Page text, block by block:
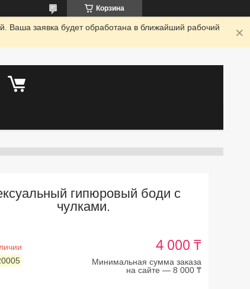
Корзина
Ваша заявка будет обработана в ближайший рабочий
гипюровый боди с
чулками.
4 000 ₸
Минимальная сумма заказа
на сайте — 8 000 ₸